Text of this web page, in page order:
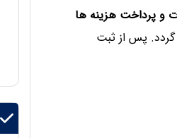
و پرداخت هزینه ها
گردد. پس از ثبت